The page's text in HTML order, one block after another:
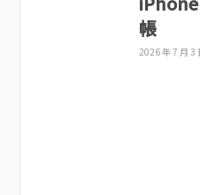
帳
2026 年 7 月 3